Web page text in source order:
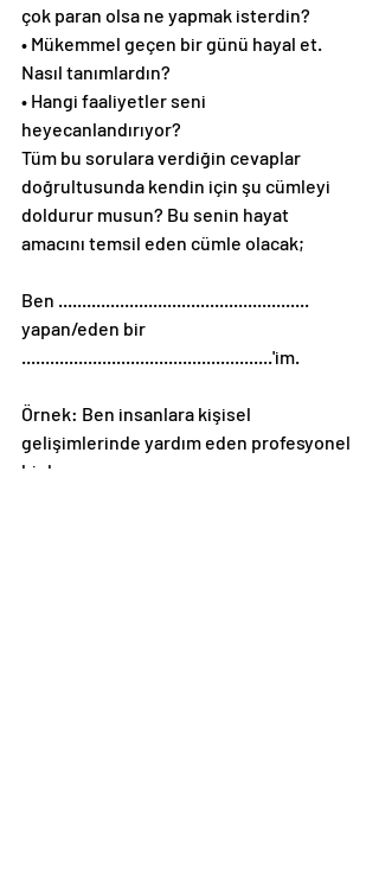
çok paran olsa ne yapmak isterdin?
• Mükemmel geçen bir günü hayal et.
Nasıl tanımlardın?
• Hangi faaliyetler seni
heyecanlandırıyor?
Tüm bu sorulara verdiğin cevaplar
doğrultusunda kendin için şu cümleyi
doldurur musun? Bu senin hayat
amacını temsil eden cümle olacak;
Ben .....................................................
yapan/eden bir
.....................................................'im.
Örnek: Ben insanlara kişisel
gelişimlerinde yardım eden profesyonel
bir koçum.